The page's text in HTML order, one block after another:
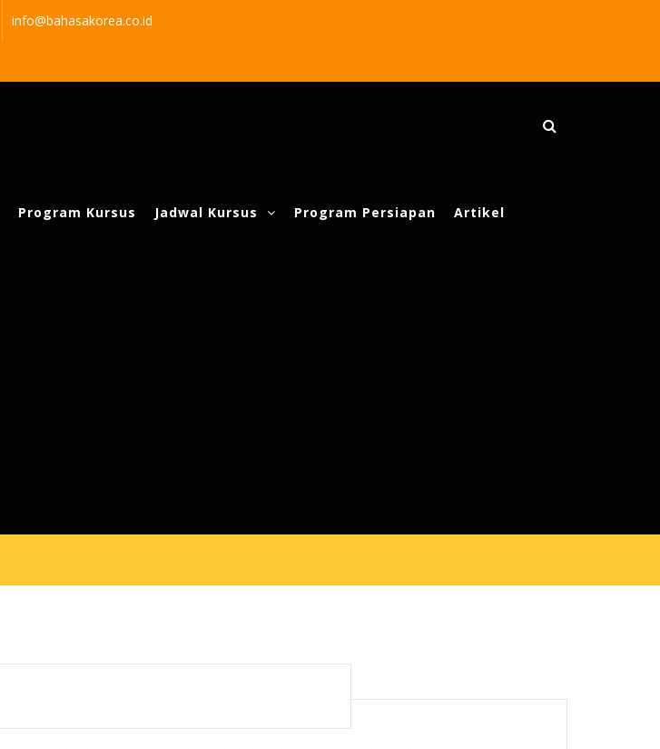
info@bahasakorea.co.id
Program Kursus Jadwal Kursus Program Persiapan Artikel